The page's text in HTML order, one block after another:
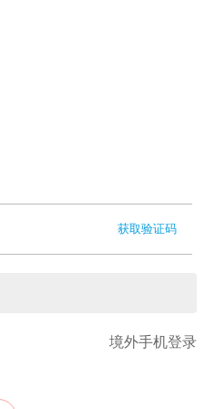
获取验证码
境外手机登录